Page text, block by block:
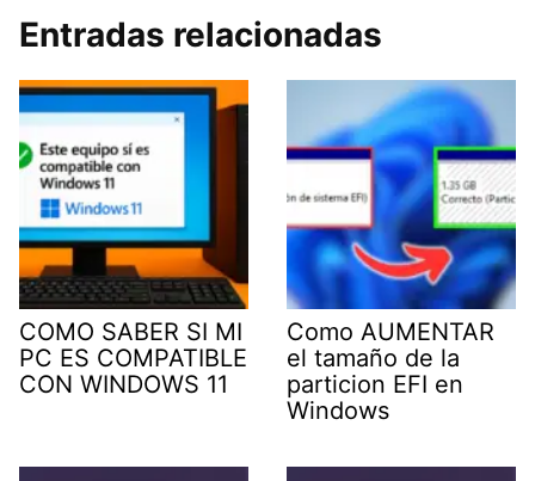
Entradas relacionadas
COMO SABER SI MI
PC ES COMPATIBLE
CON WINDOWS 11
Como AUMENTAR
el tamaño de la
particion EFI en
Windows